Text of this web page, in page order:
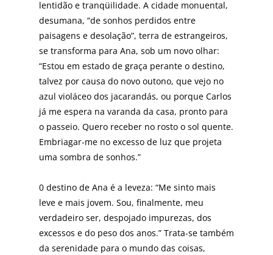
lentidão e tranqüilidade. A cidade monu­ental,
desumana, “de sonhos perdidos entre
paisagens e desolação”, terra de estrangeiros,
se transforma para Ana, sob um novo olhar:
“Estou em estado de graça per­ante o destino,
talvez por causa do novo outono, que vej­o no
azul violáceo dos jacarandás, ou porque Carlos
já me espera na varanda da casa, pronto para
o passeio. Quero receber no rosto o sol quente.
Embriagar-me no excesso de luz que projeta
uma sombra de sonhos.”
0 destino de Ana é a leveza: “Me sinto mais
leve e mais jovem. Sou, finalmente, meu
verdadeiro ser, despojado impurezas, dos
excessos e do peso dos anos.” Trata-se também
da serenidade para o mundo das coisas,